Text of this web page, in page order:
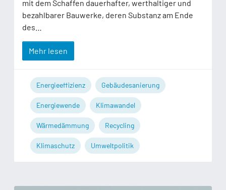
mit dem Schaffen dauerhafter, werthaltiger und
bezahlbarer Bauwerke, deren Substanz am Ende
des…
Mehr lesen
Energieeffizienz Gebäudesanierung
Energiewende Klimawandel
Wärmedämmung Recycling
Klimaschutz Umweltpolitik